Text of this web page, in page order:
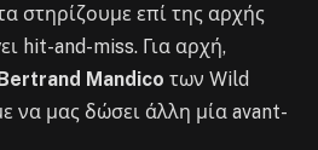
στηρίζουμε επί της αρχής
hit-and-miss. Για αρχή,
Mandico των Wild
να μας δώσει άλλη μία avant-